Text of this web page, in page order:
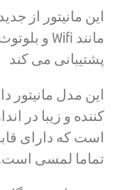
این مانیتور از
پشتیبانی می کند
این مدل مانیتور
است که دارای
تماما لمسی است.